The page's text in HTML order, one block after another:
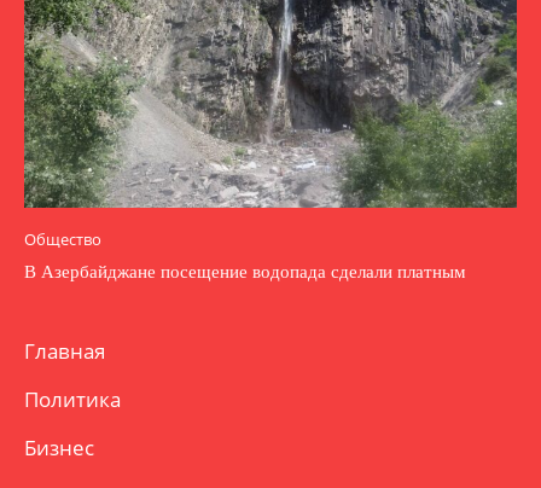
Общество
В Азербайджане посещение водопада сделали платным
Главная
Политика
Бизнес